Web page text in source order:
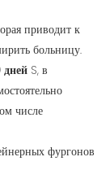
приводит к
больницу.
S, в
числе